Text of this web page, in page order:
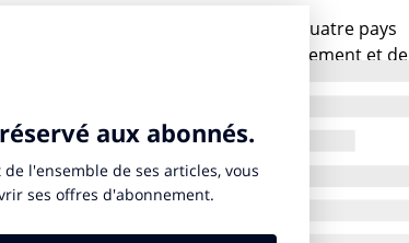
par Lightspeed Research, dans quatre pays
envisagent de rejoindre le mouvement et de
comme potager !
de vert en réaction à l’urbanisation,
pesticide et meilleure qualité des aliments
Européens, cet engouement pour les potagers